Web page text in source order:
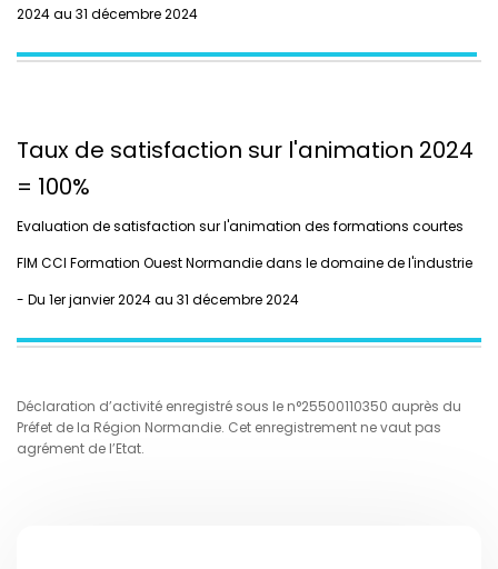
2024 au 31 décembre 2024
Taux de satisfaction sur l'animation 2024
= 100%
Evaluation de satisfaction sur l'animation des formations courtes
FIM CCI Formation Ouest Normandie dans le domaine de l'industrie
- Du 1er janvier 2024 au 31 décembre 2024
Déclaration d’activité enregistré sous le n°25500110350 auprès du
Préfet de la Région Normandie. Cet enregistrement ne vaut pas
agrément de l’Etat.